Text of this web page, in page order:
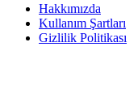
Hakkımızda
Kullanım Şartları
Gizlilik Politikası